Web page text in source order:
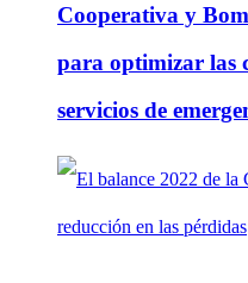
Cooperativa y
para optimizar las
servicios de